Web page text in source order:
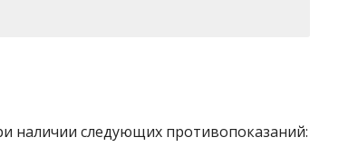
наличии следующих противопоказаний: